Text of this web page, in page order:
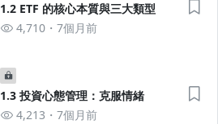
1.2 ETF 的核心本質與三大類型
4,710
7個月前
1.3 投資心態管理：克服情緒
4,213
7個月前